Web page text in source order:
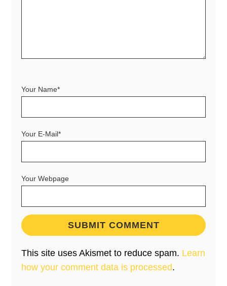
Your Name*
Your E-Mail*
Your Webpage
This site uses Akismet to reduce spam. Learn
how your comment data is processed.